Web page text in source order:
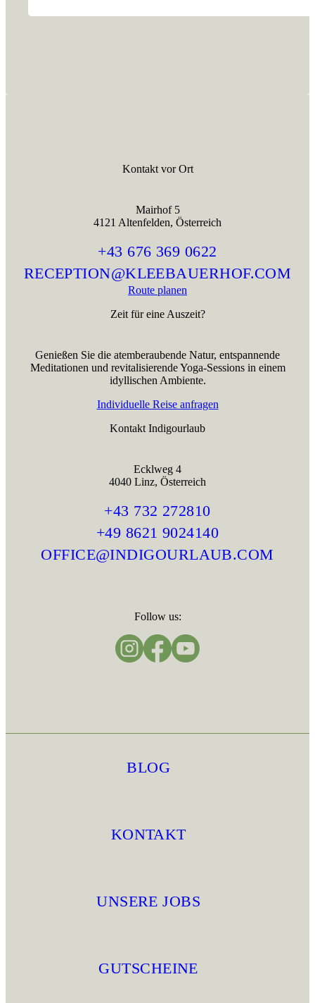
Kontakt vor Ort
Mairhof 5
4121 Altenfelden, Österreich
+43 676 369 0622
RECEPTION@KLEEBAUERHOF.COM
Route planen
Zeit für eine Auszeit?
Genießen Sie die atemberaubende Natur, entspannende
Meditationen und revitalisierende Yoga-Sessions in einem
idyllischen Ambiente.
Individuelle Reise anfragen
Kontakt Indigourlaub
Ecklweg 4
4040 Linz, Österreich
+43 732 272810
+49 8621 9024140
OFFICE@INDIGOURLAUB.COM
Follow us:
BLOG
KONTAKT
UNSERE JOBS
GUTSCHEINE